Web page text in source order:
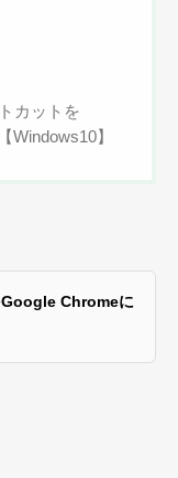
カットを
Windows10】
Google Chromeに